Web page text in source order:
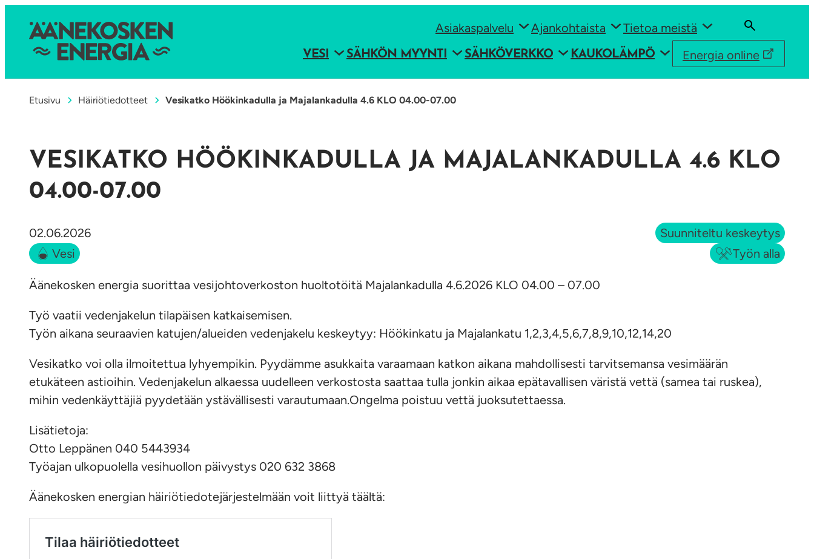
Asiakaspalvelu Ajankohtaista Tietoa meistä
VESI SÄHKÖN MYYNTI SÄHKÖVERKKO KAUKOLÄMPÖ Energia online
Etusivu Häiriötiedotteet Vesikatko Höökinkadulla ja Majalankadulla 4.6 KLO 04.00-07.00
VESIKATKO HÖÖKINKADULLA JA MAJALANKADULLA 4.6 KLO
04.00-07.00
02.06.2026
Suunniteltu keskeytys
Vesi
Työn alla
Äänekosken energia suorittaa vesijohtoverkoston huoltotöitä Majalankadulla 4.6.2026 KLO 04.00 – 07.00
Työ vaatii vedenjakelun tilapäisen katkaisemisen.
Työn aikana seuraavien katujen/alueiden vedenjakelu keskeytyy: Höökinkatu ja Majalankatu 1,2,3,4,5,6,7,8,9,10,12,14,20
Vesikatko voi olla ilmoitettua lyhyempikin. Pyydämme asukkaita varaamaan katkon aikana mahdollisesti tarvitsemansa vesimäärän
etukäteen astioihin. Vedenjakelun alkaessa uudelleen verkostosta saattaa tulla jonkin aikaa epätavallisen väristä vettä (samea tai ruskea),
mihin vedenkäyttäjiä pyydetään ystävällisesti varautumaan.Ongelma poistuu vettä juoksutettaessa.
Lisätietoja:
Otto Leppänen 040 5443934
Työajan ulkopuolella vesihuollon päivystys 020 632 3868
Äänekosken energian häiriötiedotejärjestelmään voit liittyä täältä: